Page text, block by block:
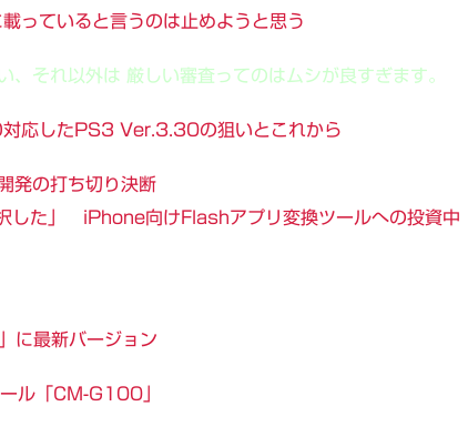
っていると言うのは止めようと思う
それ以外は 厳しい審査ってのはムシが良すぎます。
応したPS3 Ver.3.30の狙いとこれから
発の打ち切り決断
した」 iPhone向けFlashアプリ変換ツールへの投資中
に最新バージョン
ル「CM-G100」